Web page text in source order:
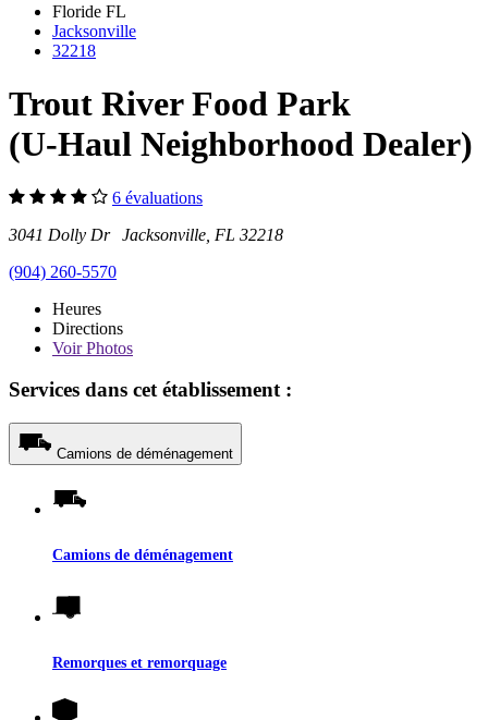
Floride FL
Jacksonville
32218
Trout River Food Park
(U-Haul Neighborhood Dealer)
6 évaluations
3041 Dolly Dr Jacksonville, FL 32218
(904) 260-5570
Heures
Directions
VoirPhotos
Services dans cet établissement :
Camions de déménagement
Camions de déménagement
Remorques et remorquage